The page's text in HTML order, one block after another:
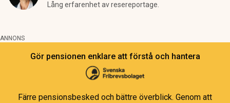
Lång erfarenhet av resereportage.
ANNONS
Gör pensionen enklare att förstå och hantera
Färre pensionsbesked och bättre överblick. Genom att